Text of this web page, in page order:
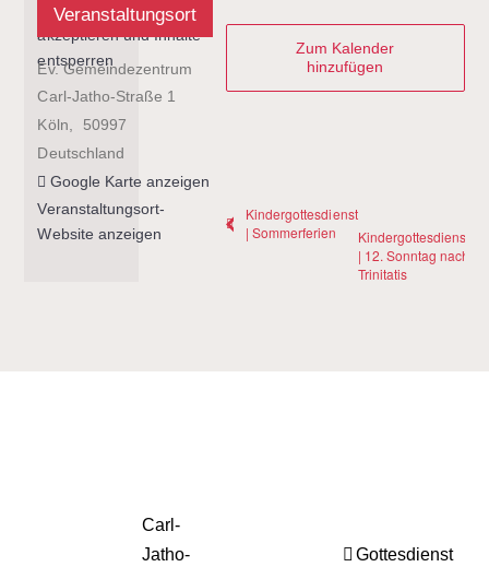
Zum Kalender
hinzufügen
Kindergottesdienst
| Sommerferien
Kindergottesdienst
| 12. Sonntag nach
Trinitatis
Veranstaltungsort
Ev. Gemeindezentrum
Carl-Jatho-Straße 1
Köln
50997
Deutschland
Google Karte anzeigen
Veranstaltungsort-
Website anzeigen
Erforderlichen Service
akzeptieren und Inhalte
entsperren
Carl-
Jatho-
Gottesdienst